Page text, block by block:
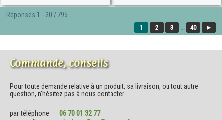
Réponses 1 - 20 / 795
1 2 3 ... 40 ►
Commande, conseils
Pour toute demande relative à un produit, sa livraison, ou tout autre
question, n'hésitez pas à nous contacter
par téléphone
06 70 01 32 77